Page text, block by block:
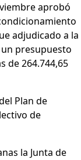
aprobó
adjudicado a la
un presupuesto
de 264.744,65
Plan de
de
la Junta de